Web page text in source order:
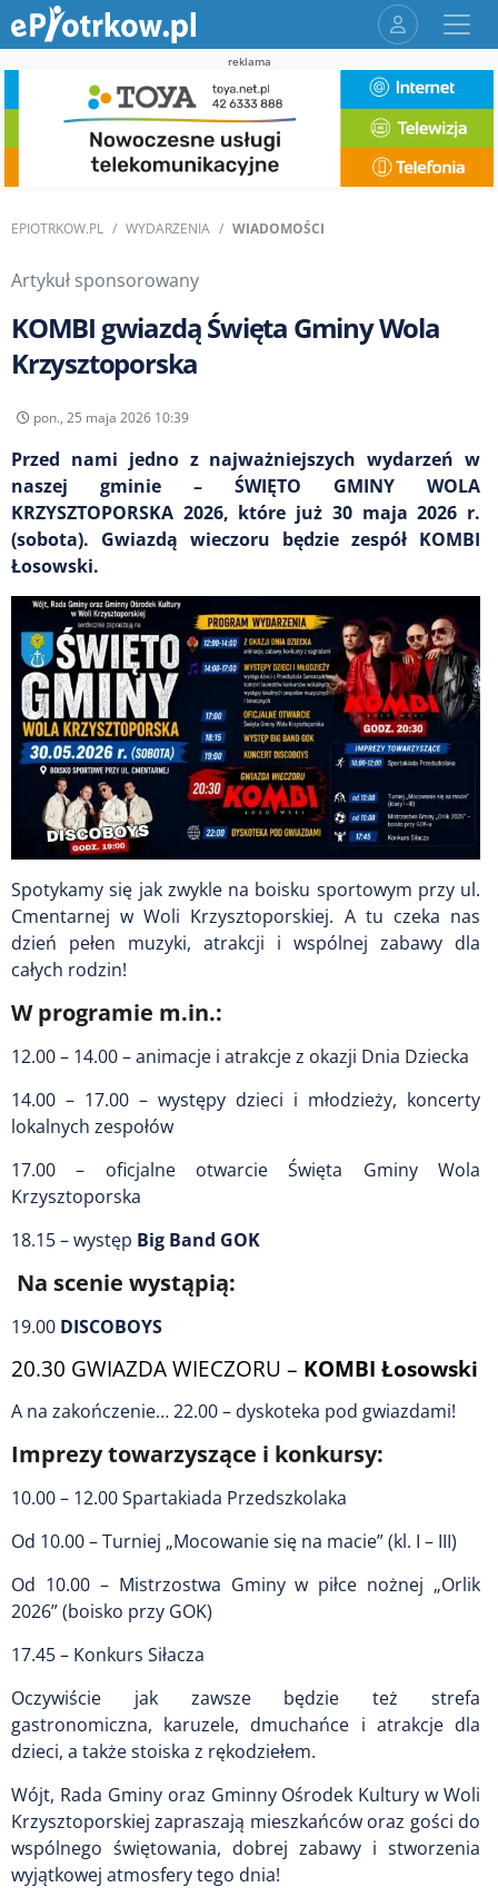
reklama
EPIOTRKOW.PL WYDARZENIA WIADOMOŚCI
Artykuł sponsorowany
KOMBI gwiazdą Święta Gminy Wola
Krzysztoporska
pon., 25 maja 2026 10:39
Przed nami jedno z najważniejszych wydarzeń w
naszej gminie – ŚWIĘTO GMINY WOLA
KRZYSZTOPORSKA 2026, które już 30 maja 2026 r.
(sobota). Gwiazdą wieczoru będzie zespół KOMBI
Łosowski.
Spotykamy się jak zwykle na boisku sportowym przy ul.
Cmentarnej w Woli Krzysztoporskiej. A tu czeka nas
dzień pełen muzyki, atrakcji i wspólnej zabawy dla
całych rodzin!
W programie m.in.:
12.00 – 14.00 – animacje i atrakcje z okazji Dnia Dziecka
14.00 – 17.00 – występy dzieci i młodzieży, koncerty
lokalnych zespołów
17.00 – oficjalne otwarcie Święta Gminy Wola
Krzysztoporska
18.15 – występ Big Band GOK
Na scenie wystąpią:
19.00 DISCOBOYS
20.30 GWIAZDA WIECZORU – KOMBI Łosowski
A na zakończenie… 22.00 – dyskoteka pod gwiazdami!
Imprezy towarzyszące i konkursy:
10.00 – 12.00 Spartakiada Przedszkolaka
Od 10.00 – Turniej „Mocowanie się na macie” (kl. I – III)
Od 10.00 – Mistrzostwa Gminy w piłce nożnej „Orlik
2026” (boisko przy GOK)
17.45 – Konkurs Siłacza
Oczywiście jak zawsze będzie też strefa
gastronomiczna, karuzele, dmuchańce i atrakcje dla
dzieci, a także stoiska z rękodziełem.
Wójt, Rada Gminy oraz Gminny Ośrodek Kultury w Woli
Krzysztoporskiej zapraszają mieszkańców oraz gości do
wspólnego świętowania, dobrej zabawy i stworzenia
wyjątkowej atmosfery tego dnia!